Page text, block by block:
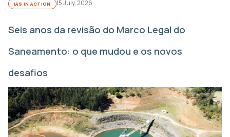
IAS IN ACTION 15 July, 2026
Seis anos da revisão do Marco Legal do
Saneamento: o que mudou e os novos
desafios